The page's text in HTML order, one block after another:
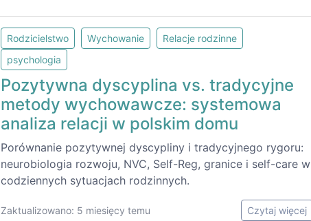
Rodzicielstwo Wychowanie
Relacje rodzinne
psychologia
Pozytywna dyscyplina vs. tradycyjne
metody wychowawcze: systemowa
analiza relacji w polskim domu
Porównanie pozytywnej dyscypliny i tradycyjnego rygoru:
neurobiologia rozwoju, NVC, Self-Reg, granice i self-care w
codziennych sytuacjach rodzinnych.
Zaktualizowano: 5 miesięcy temu Czytaj więcej